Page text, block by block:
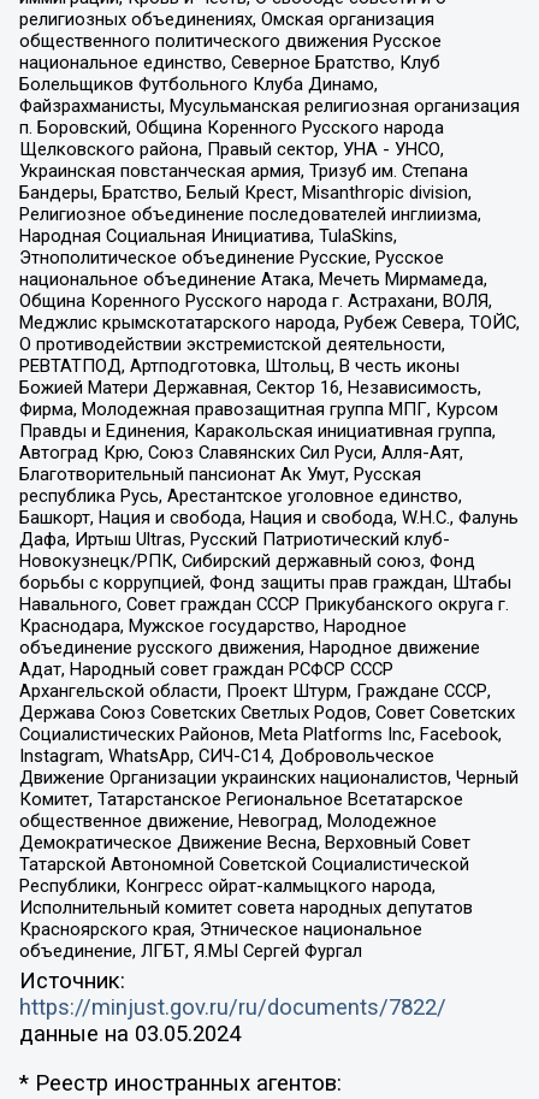
религиозных объединениях, Омская организация
общественного политического движения Русское
национальное единство, Северное Братство, Клуб
Болельщиков Футбольного Клуба Динамо,
Файзрахманисты, Мусульманская религиозная организация
п. Боровский, Община Коренного Русского народа
Щелковского района, Правый сектор, УНА - УНСО,
Украинская повстанческая армия, Тризуб им. Степана
Бандеры, Братство, Белый Крест, Misanthropic division,
Религиозное объединение последователей инглиизма,
Народная Социальная Инициатива, TulaSkins,
Этнополитическое объединение Русские, Русское
национальное объединение Атака, Мечеть Мирмамеда,
Община Коренного Русского народа г. Астрахани, ВОЛЯ,
Меджлис крымскотатарского народа, Рубеж Севера, ТОЙС,
О противодействии экстремистской деятельности,
РЕВТАТПОД, Артподготовка, Штольц, В честь иконы
Божией Матери Державная, Сектор 16, Независимость,
Фирма, Молодежная правозащитная группа МПГ, Курсом
Правды и Единения, Каракольская инициативная группа,
Автоград Крю, Союз Славянских Сил Руси, Алля-Аят,
Благотворительный пансионат Ак Умут, Русская
республика Русь, Арестантское уголовное единство,
Башкорт, Нация и свобода, Нация и свобода, W.H.С., Фалунь
Дафа, Иртыш Ultras, Русский Патриотический клуб-
Новокузнецк/РПК, Сибирский державный союз, Фонд
борьбы с коррупцией, Фонд защиты прав граждан, Штабы
Навального, Совет граждан СССР Прикубанского округа г.
Краснодара, Мужское государство, Народное
объединение русского движения, Народное движение
Адат, Народный совет граждан РСФСР СССР
Архангельской области, Проект Штурм, Граждане СССР,
Держава Союз Советских Светлых Родов, Совет Советских
Социалистических Районов, Meta Platforms Inc, Facebook,
Instagram, WhatsApp, СИЧ-С14, Добровольческое
Движение Организации украинских националистов, Черный
Комитет, Татарстанское Региональное Всетатарское
общественное движение, Невоград, Молодежное
Демократическое Движение Весна, Верховный Совет
Татарской Автономной Советской Социалистической
Республики, Конгресс ойрат-калмыцкого народа,
Исполнительный комитет совета народных депутатов
Красноярского края, Этническое национальное
объединение, ЛГБТ, Я.МЫ Сергей Фургал
Источник:
https://minjust.gov.ru/ru/documents/7822/
данные на 03.05.2024
* Реестр иностранных агентов: